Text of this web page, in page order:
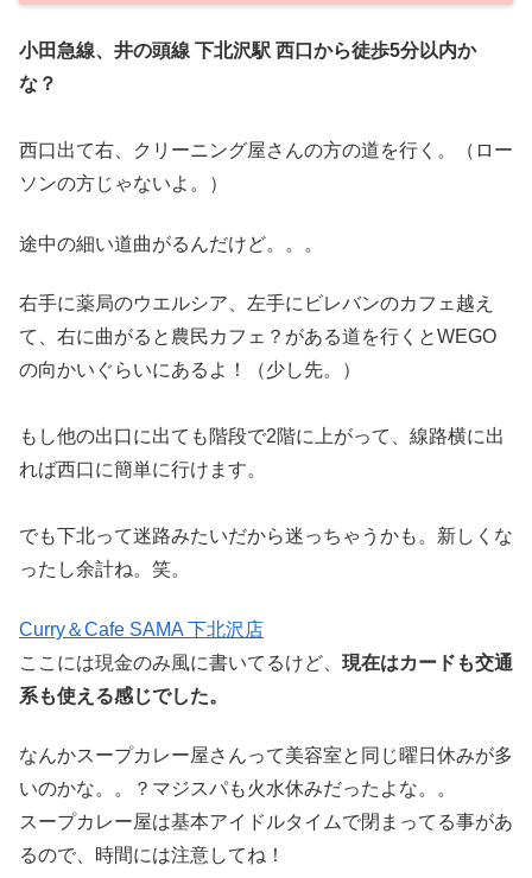
小田急線、井の頭線 下北沢駅 西口から徒歩5分以内か
な？
西口出て右、クリーニング屋さんの方の道を行く。（ロー
ソンの方じゃないよ。）
途中の細い道曲がるんだけど。。。
右手に薬局のウエルシア、左手にビレバンのカフェ越え
て、右に曲がると農民カフェ？がある道を行くとWEGO
の向かいぐらいにあるよ！（少し先。）
もし他の出口に出ても階段で2階に上がって、線路横に出
れば西口に簡単に行けます。
でも下北って迷路みたいだから迷っちゃうかも。新しくな
ったし余計ね。笑。
Curry＆Cafe SAMA 下北沢店
ここには現金のみ風に書いてるけど、 現在はカードも交通
系も使える感じでした。
なんかスープカレー屋さんって美容室と同じ曜日休みが多
いのかな。。？マジスパも火水休みだったよな。。
スープカレー屋は基本アイドルタイムで閉まってる事があ
るので、時間には注意してね！